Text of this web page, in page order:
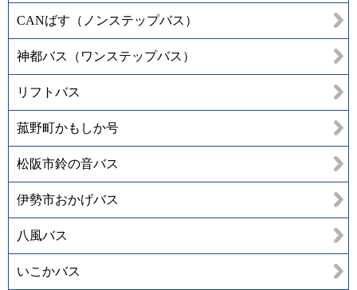
CANばす（ノンステップバス）
神都バス（ワンステップバス）
リフトバス
菰野町かもしか号
松阪市鈴の音バス
伊勢市おかげバス
八風バス
いこかバス